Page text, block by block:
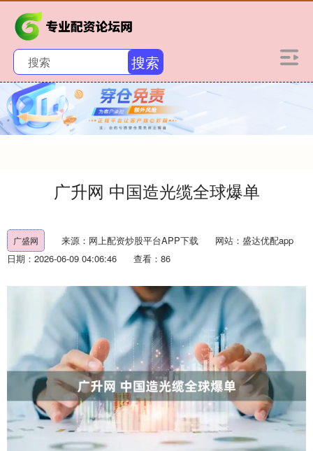
搜索
广升网 中国造光缆全球爆单
广盛网 来源：网上配资炒股平台APP下载
网站：盛达优配app
日期：2026-06-09 04:06:46
查看：86